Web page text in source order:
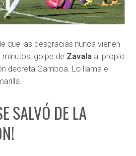
que las desgracias nunca vienen
golpe de Zavalaal propio
decreta Gamboa. Lo llama el
SALVÓ DE LA